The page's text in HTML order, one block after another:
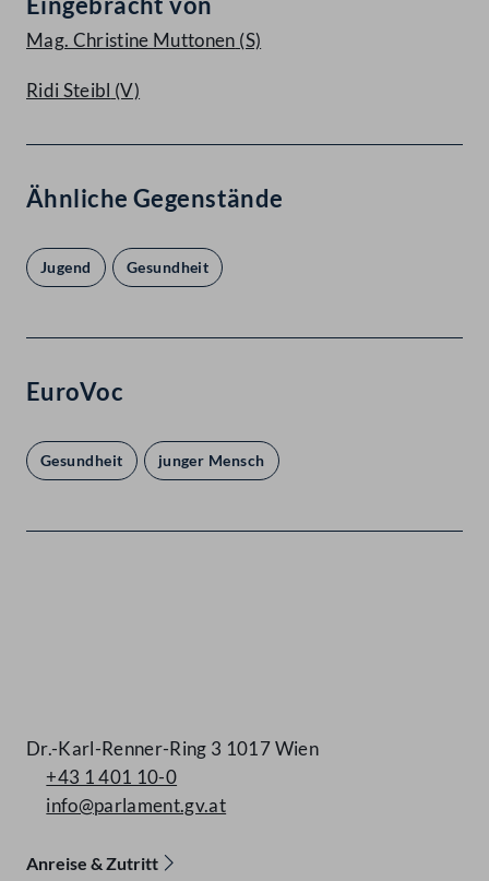
Mag. Christine Muttonen (S)
Ridi Steibl (V)
Ähnliche Gegenstände
Jugend Gesundheit
EuroVoc
Gesundheit junger Mensch
Dr.-Karl-Renner-Ring 3 1017 Wien
+43 1 401 10-0
info@parlament.gv.at
Anreise & Zutritt